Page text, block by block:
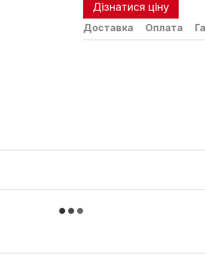
Дізнатися ціну
Доставка Оплата